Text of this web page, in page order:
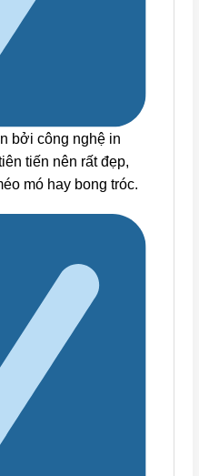
bởi công nghệ in
tiến nên rất đẹp,
mó hay bong tróc.